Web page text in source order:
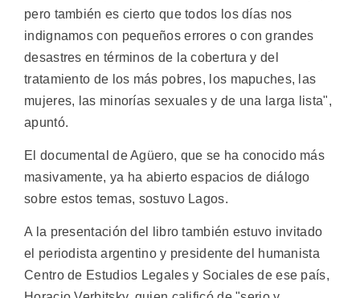
pero también es cierto que todos los días nos
indignamos con pequeños errores o con grandes
desastres en términos de la cobertura y del
tratamiento de los más pobres, los mapuches, las
mujeres, las minorías sexuales y de una larga lista",
apuntó.
El documental de Agüero, que se ha conocido más
masivamente, ya ha abierto espacios de diálogo
sobre estos temas, sostuvo Lagos.
A la presentación del libro también estuvo invitado
el periodista argentino y presidente del humanista
Centro de Estudios Legales y Sociales de ese país,